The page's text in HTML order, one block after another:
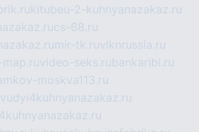
kitubeu-2-kuhnyanazakaz.ru
cs-68.ru
mir-tk.ruvlknrussia.ru
video-seks.rubankaribi.ru
moskva113.ru